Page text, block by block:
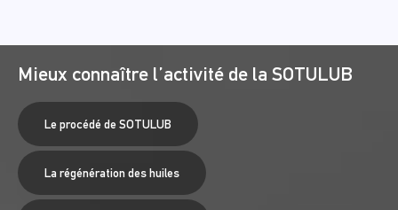
Mieux connaître l’activité de la SOTULUB
Le procédé de SOTULUB
La régénération des huiles